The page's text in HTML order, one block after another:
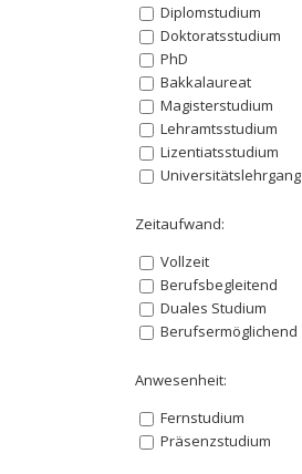
Diplomstudium
Doktoratsstudium
PhD
Bakkalaureat
Magisterstudium
Lehramtsstudium
Lizentiatsstudium
Universitätslehrgang
Zeitaufwand:
Vollzeit
Berufsbegleitend
Duales Studium
Berufsermöglichend
Anwesenheit:
Fernstudium
Präsenzstudium